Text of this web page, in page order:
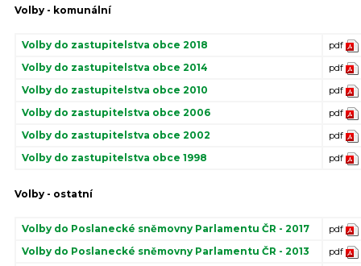
Volby - komunální
Volby do zastupitelstva obce 2018 pdf
Volby do zastupitelstva obce 2014 pdf
Volby do zastupitelstva obce 2010 pdf
Volby do zastupitelstva obce 2006 pdf
Volby do zastupitelstva obce 2002 pdf
Volby do zastupitelstva obce 1998 pdf
Volby - ostatní
Volby do Poslanecké sněmovny Parlamentu ČR - 2017 pdf
Volby do Poslanecké sněmovny Parlamentu ČR - 2013 pdf